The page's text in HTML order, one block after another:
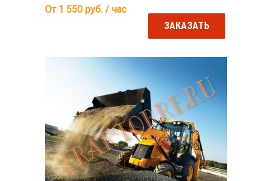
От 1 550 руб. / час
ЗАКАЗАТЬ